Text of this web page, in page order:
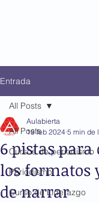
Entrada
All Posts
Cursos de periodismo
Periodismo
Curso de Liderazgo
All Posts
6 pistas
los formatos
de narrar
Aulabierta
19 feb 2024 5 min de